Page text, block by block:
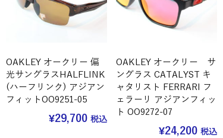
OAKLEY オークリー 偏
光サングラスHALFLINK
(ハーフリンク) アジアン
フィットOO9251-05
¥29,700 税込
OAKLEY オークリー サ
ングラス CATALYST キ
ャタリスト FERRARI フ
ェラーリ アジアンフィッ
ト OO9272-07
¥24,200 税込